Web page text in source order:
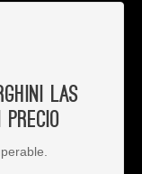
Las
Precio